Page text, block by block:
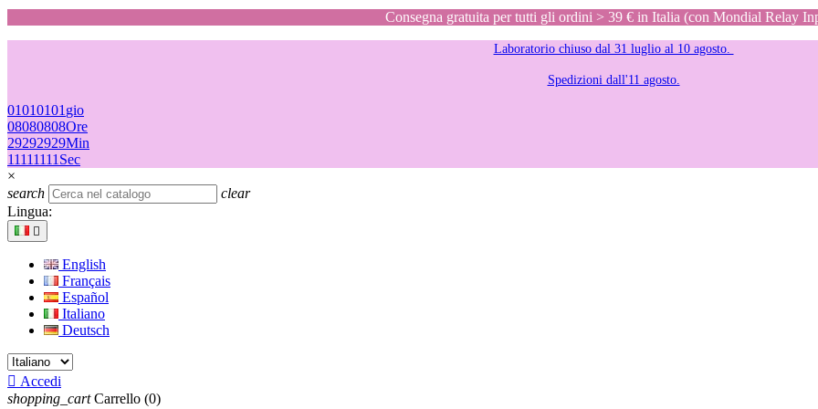
Consegna gratuita per tutti gli ordini > 39 € in Italia (con Mondial Relay
Laboratorio chiuso dal 31 luglio al 10 agosto.
Spedizioni dall'11 agosto.
01010101 gio
08080808Ore
29292929Min
11111111 Sec
×
search
clear
Lingua:

English
Français
Español
Italiano
Deutsch
 Accedi
shopping_cart Carrello (0)